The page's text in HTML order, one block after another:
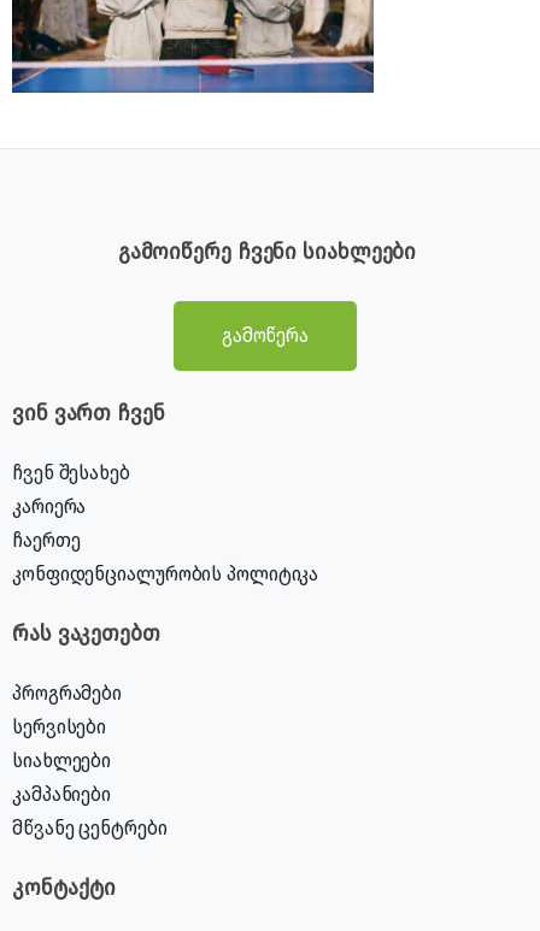
გამოიწერე ჩვენი სიახლეები
გამოწერა
ვინ ვართ ჩვენ
ჩვენ შესახებ
კარიერა
ჩაერთე
კონფიდენციალურობის პოლიტიკა
რას ვაკეთებთ
პროგრამები
სერვისები
სიახლეები
კამპანიები
მწვანე ცენტრები
კონტაქტი